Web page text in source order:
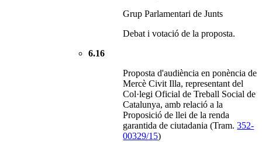
Grup Parlamentari de Junts
Debat i votació de la proposta.
6.16
Proposta d'audiència en ponència de
Mercè Civit Illa, representant del
Col·legi Oficial de Treball Social de
Catalunya, amb relació a la
Proposició de llei de la renda
garantida de ciutadania (Tram.352-
00329/15)